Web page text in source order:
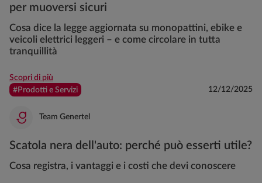
per muoversi sicuri
Cosa dice la legge aggiornata su monopattini, ebike e
veicoli elettrici leggeri – e come circolare in tutta
tranquillità
Scopri di più
#Prodotti e Servizi
12/12/2025
Team Genertel
Scatola nera dell'auto: perché può esserti utile?
Cosa registra, i vantaggi e i costi che devi conoscere